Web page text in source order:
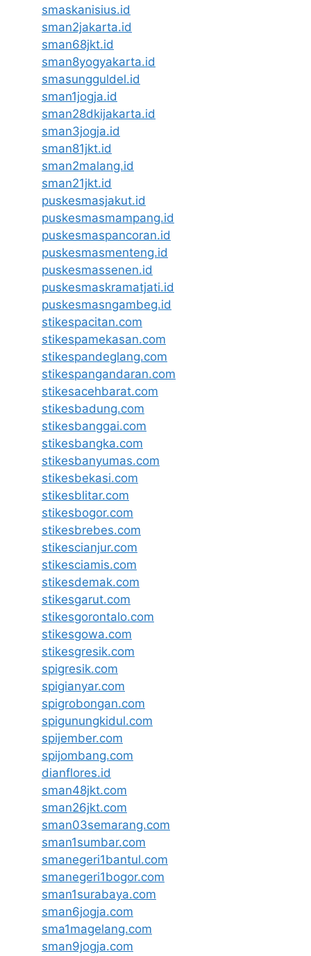
smaskanisius.id
sman2jakarta.id
sman68jkt.id
sman8yogyakarta.id
smasungguldel.id
sman1jogja.id
sman28dkijakarta.id
sman3jogja.id
sman81jkt.id
sman2malang.id
sman21jkt.id
puskesmasjakut.id
puskesmasmampang.id
puskesmaspancoran.id
puskesmasmenteng.id
puskesmassenen.id
puskesmaskramatjati.id
puskesmasngambeg.id
stikespacitan.com
stikespamekasan.com
stikespandeglang.com
stikespangandaran.com
stikesacehbarat.com
stikesbadung.com
stikesbanggai.com
stikesbangka.com
stikesbanyumas.com
stikesbekasi.com
stikesblitar.com
stikesbogor.com
stikesbrebes.com
stikescianjur.com
stikesciamis.com
stikesdemak.com
stikesgarut.com
stikesgorontalo.com
stikesgowa.com
stikesgresik.com
spigresik.com
spigianyar.com
spigrobongan.com
spigunungkidul.com
spijember.com
spijombang.com
dianflores.id
sman48jkt.com
sman26jkt.com
sman03semarang.com
sman1sumbar.com
smanegeri1bantul.com
smanegeri1bogor.com
sman1surabaya.com
sman6jogja.com
sma1magelang.com
sman9jogja.com